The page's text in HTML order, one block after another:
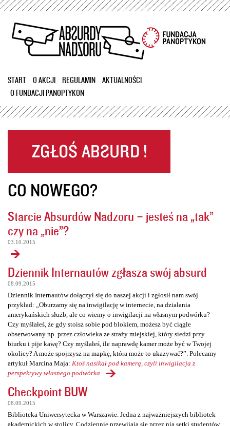
Przejdź
treści
START O AKCJI REGULAMIN
AKTUALNOŚCI
O FUNDACJI PANOPTYKON
CO NOWEGO?
Starcie Absurdów Nadzoru – jesteś na „tak”
czy na „nie”?
03.10.2015
Dziennik Internautów zgłasza swój absurd
08.09.2015
Dziennik Internautów dołączył się do naszej akcji i zgłosił nam swój
przykład: „Oburzamy się na inwigilację w internecie, na działania
amerykańskich służb, ale co wiemy o inwigilacji na własnym podwórku?
Czy myślałeś, że gdy stoisz sobie pod blokiem, możesz być ciągle
obserwowany np. przez człowieka ze straży miejskiej, który siedzi przy
biurku i pije kawę? Czy myślałeś, ile naprawdę kamer może być w Twojej
okolicy? A może spojrzysz na mapkę, która może to ukazywać?”. Polecamy
artykuł Marcina Maja: Ktoś nasikał pod kamerą, czyli inwigilacja z
perspektywy własnego podwórka
Checkpoint BUW
08.09.2015
Biblioteka Uniwersytecka w Warszawie. Jedna z najważniejszych bibliotek
akademickich w stolicy. Codziennie przewijają się przez nią setki studentów,